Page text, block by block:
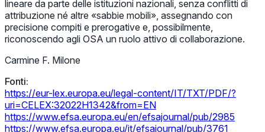
lineare da parte delle istituzioni nazionali, senza conflitti di
attribuzione né altre «sabbie mobili», assegnando con
precisione compiti e prerogative e, possibilmente,
riconoscendo agli OSA un ruolo attivo di collaborazione.
Carmine F. Milone
Fonti:
https://eur-lex.europa.eu/legal-content/IT/TXT/PDF/?
uri=CELEX:32022H1342&from=EN
https://www.efsa.europa.eu/en/efsajournal/pub/2985
https://www.efsa.europa.eu/it/efsajournal/pub/3761